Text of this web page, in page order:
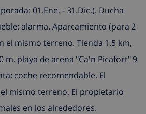
01.Ene. - 31.Dic.). Ducha
alarma. Aparcamiento (para 2
el mismo terreno. Tienda 1.5 km,
m, playa de arena "Ca'n Picafort" 9
coche recomendable. El
mismo terreno. El propietario
en los alrededores.